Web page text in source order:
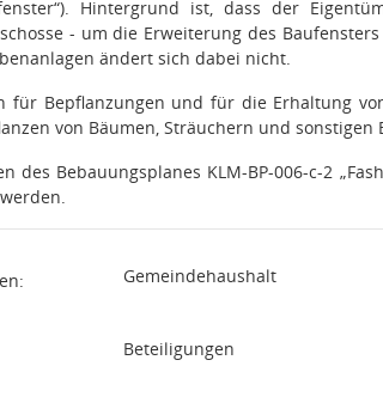
Hintergrund ist, dass der
- um die Erweiterung des
ändert sich dabei nicht.
für Bepflanzungen und für die Erhaltung
von Bäumen, Sträuchern und
des Bebauungsplanes KLM-BP-006-c-2 „
Gemeindehaushalt
Beteiligungen